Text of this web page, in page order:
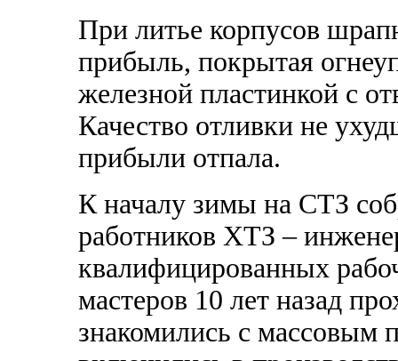
При литье корпусов
прибыль, покрытая
железной пластинкой с
Качество отливки не
прибыли отпала.
К началу зимы на СТЗ
работников ХТЗ –
квалифицированных
мастеров 10 лет назад
знакомились с массовым